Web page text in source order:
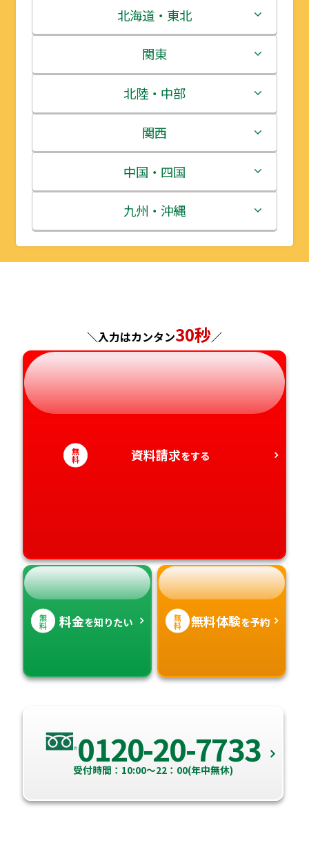
北海道・東北
北海道
青森県
岩手県
宮城県
秋田県
山形県
関東
茨城県
栃木県
群馬県
埼玉県
千葉県
北陸・中部
新潟県
富山県
石川県
福井県
静岡県
関西
三重県
滋賀県
京都府
奈良県
和歌山県
中国・四国
鳥取県
島根県
山口県
徳島県
九州・沖縄
福岡県
熊本県
大分県
＼入力はカンタン30秒／
無
料 資料請求をする
無
料 料金を知りたい 無
料 無料体験を予約
0120-20-7733
受付時間：10:00～22：00(年中無休)